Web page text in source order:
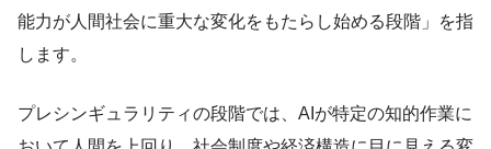
能力が人間社会に重大な変化をもたらし始める段階」を指
します。
プレシンギュラリティの段階では、AIが特定の知的作業に